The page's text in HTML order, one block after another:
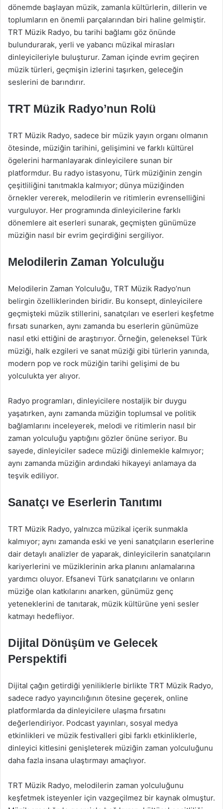
dönemde başlayan müzik, zamanla kültürlerin, dillerin ve
toplumların en önemli parçalarından biri haline gelmiştir.
TRT Müzik Radyo, bu tarihi bağlamı göz önünde
bulundurarak, yerli ve yabancı müzikal mirasları
dinleyicileriyle buluşturur. Zaman içinde evrim geçiren
müzik türleri, geçmişin izlerini taşırken, geleceğin
seslerini de barındırır.
TRT Müzik Radyo’nun Rolü
TRT Müzik Radyo, sadece bir müzik yayın organı olmanın
ötesinde, müziğin tarihini, gelişimini ve farklı kültürel
ögelerini harmanlayarak dinleyicilere sunan bir
platformdur. Bu radyo istasyonu, Türk müziğinin zengin
çeşitliliğini tanıtmakla kalmıyor; dünya müziğinden
örnekler vererek, melodilerin ve ritimlerin evrenselliğini
vurguluyor. Her programında dinleyicilerine farklı
dönemlere ait eserleri sunarak, geçmişten günümüze
müziğin nasıl bir evrim geçirdiğini sergiliyor.
Melodilerin Zaman Yolculuğu
Melodilerin Zaman Yolculuğu, TRT Müzik Radyo’nun
belirgin özelliklerinden biridir. Bu konsept, dinleyicilere
geçmişteki müzik stillerini, sanatçıları ve eserleri keşfetme
fırsatı sunarken, aynı zamanda bu eserlerin günümüze
nasıl etki ettiğini de araştırıyor. Örneğin, geleneksel Türk
müziği, halk ezgileri ve sanat müziği gibi türlerin yanında,
modern pop ve rock müziğin tarihi gelişimi de bu
yolculukta yer alıyor.
Radyo programları, dinleyicilere nostaljik bir duygu
yaşatırken, aynı zamanda müziğin toplumsal ve politik
bağlamlarını inceleyerek, melodi ve ritimlerin nasıl bir
zaman yolculuğu yaptığını gözler önüne seriyor. Bu
sayede, dinleyiciler sadece müziği dinlemekle kalmıyor;
aynı zamanda müziğin ardındaki hikayeyi anlamaya da
teşvik ediliyor.
Sanatçı ve Eserlerin Tanıtımı
TRT Müzik Radyo, yalnızca müzikal içerik sunmakla
kalmıyor; aynı zamanda eski ve yeni sanatçıların eserlerine
dair detaylı analizler de yaparak, dinleyicilerin sanatçıların
kariyerlerini ve müziklerinin arka planını anlamalarına
yardımcı oluyor. Efsanevi Türk sanatçılarını ve onların
müziğe olan katkılarını anarken, günümüz genç
yeteneklerini de tanıtarak, müzik kültürüne yeni sesler
katmayı hedefliyor.
Dijital Dönüşüm ve Gelecek
Perspektifi
Dijital çağın getirdiği yeniliklerle birlikte TRT Müzik Radyo,
sadece radyo yayıncılığının ötesine geçerek, online
platformlarda da dinleyicilere ulaşma fırsatını
değerlendiriyor. Podcast yayınları, sosyal medya
etkinlikleri ve müzik festivalleri gibi farklı etkinliklerle,
dinleyici kitlesini genişleterek müziğin zaman yolculuğunu
daha fazla insana ulaştırmayı amaçlıyor.
TRT Müzik Radyo, melodilerin zaman yolculuğunu
keşfetmek isteyenler için vazgeçilmez bir kaynak olmuştur.